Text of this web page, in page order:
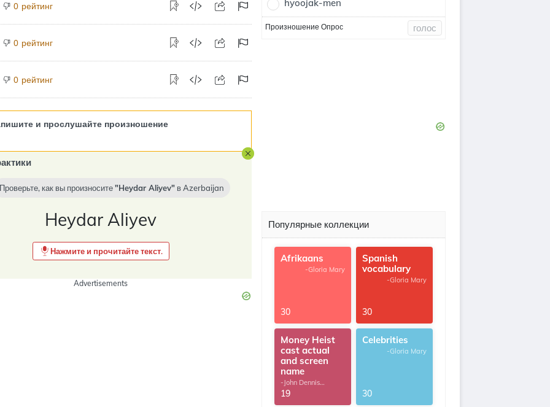
0 рейтинг
0 рейтинг
0 рейтинг
и прослушайте произношение
как вы произносите Heydar Aliyev в Azerbaijan
Heydar Aliyev
Нажмите и прочитайте текст.
Advertisements
hyoojak-men
Произношение Опрос голос
Популярные коллекции
Afrikaans
-Gloria Mary
30
Spanish
vocabulary
-Gloria Mary
30
Money Heist
cast actual
and screen
name
-John Dennis
G.Thomas
19
Celebrities
-Gloria Mary
30